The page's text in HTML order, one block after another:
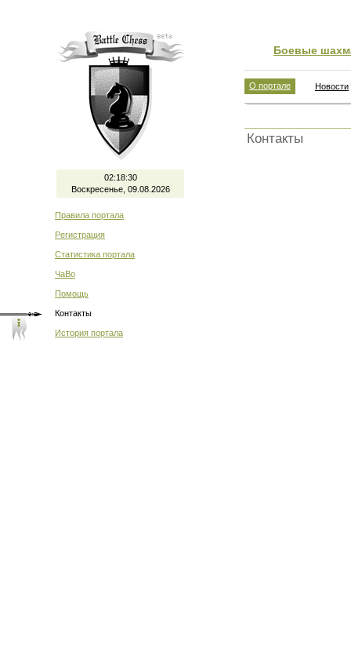
02:18:30
Воскресенье, 09.08.2026
Правила портала
Регистрация
Статистика портала
ЧаВо
Помощь
Контакты
История портала
Боевые
О портале Новости
Контакты